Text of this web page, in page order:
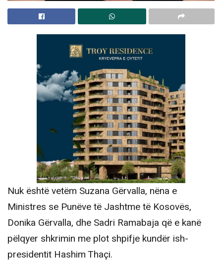
Nuk është vetëm Suzana Gërvalla, nëna e
Ministres se Punëve të Jashtme të Kosovës,
Donika Gërvalla, dhe Sadri Ramabaja që e kanë
pëlqyer shkrimin me plot shpifje kundër ish-
presidentit Hashim Thaçi.